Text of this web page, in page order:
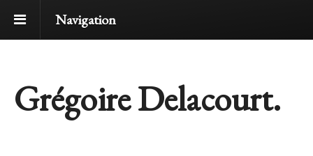
Navigation
Grégoire Delacourt.